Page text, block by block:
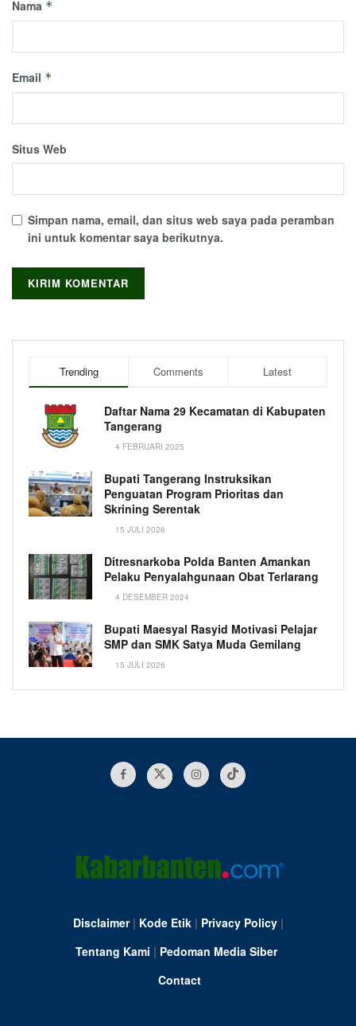
Nama *
Email *
Situs Web
Simpan nama, email, dan situs web saya pada peramban
ini untuk komentar saya berikutnya.
Trending Comments Latest
Daftar Nama 29 Kecamatan di Kabupaten
Tangerang
4 FEBRUARI 2025
Bupati Tangerang Instruksikan
Penguatan Program Prioritas dan
Skrining Serentak
15 JULI 2026
Ditresnarkoba Polda Banten Amankan
Pelaku Penyalahgunaan Obat Terlarang
4 DESEMBER 2024
Bupati Maesyal Rasyid Motivasi Pelajar
SMP dan SMK Satya Muda Gemilang
15 JULI 2026
Disclaimer| Kode Etik| Privacy Policy|
Tentang Kami | Pedoman Media Siber
Contact